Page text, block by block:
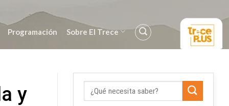
Programación Sobre El Trece
y